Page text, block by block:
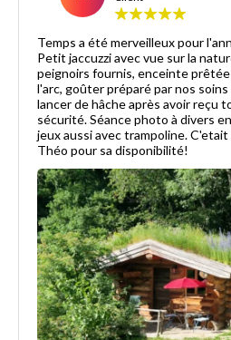
Temps a été merveilleux pour
Petit jaccuzzi avec vue sur la
peignoirs fournis, enceinte prêtée
l'arc, goûter préparé par nos
lancer de hâche après avoir reçu
sécurité. Séance photo à divers
jeux aussi avec trampoline.
Théo pour sa disponibilité!